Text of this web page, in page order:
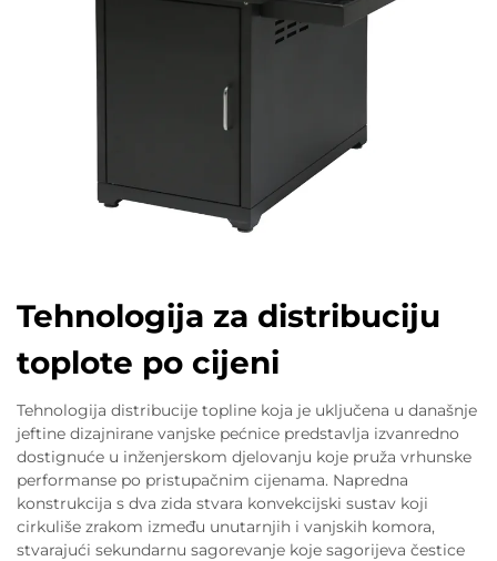
Tehnologija za distribuciju
toplote po cijeni
Tehnologija distribucije topline koja je uključena u današnje
jeftine dizajnirane vanjske pećnice predstavlja izvanredno
dostignuće u inženjerskom djelovanju koje pruža vrhunske
performanse po pristupačnim cijenama. Napredna
konstrukcija s dva zida stvara konvekcijski sustav koji
cirkuliše zrakom između unutarnjih i vanjskih komora,
stvarajući sekundarnu sagorevanje koje sagorijeva čestice